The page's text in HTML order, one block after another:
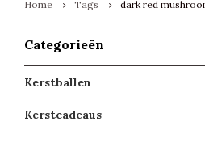
Home Tags dark red
Categorieën
Kerstballen
Kerstcadeaus